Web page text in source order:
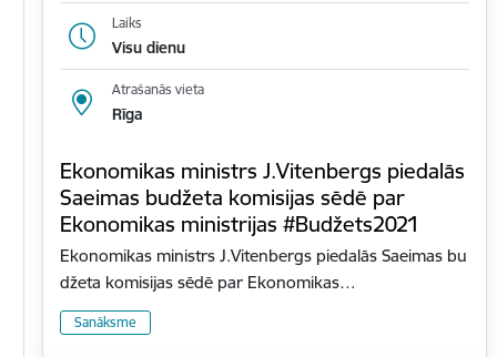
Laiks
Visu dienu
Atrašanās vieta
Rīga
Ekonomikas ministrs J.Vitenbergs piedalās
Saeimas budžeta komisijas sēdē par
Ekonomikas ministrijas #Budžets2021
Ekonomikas ministrs J.Vitenbergs piedalās Saeimas bu
džeta komisijas sēdē par Ekonomikas…
Sanāksme